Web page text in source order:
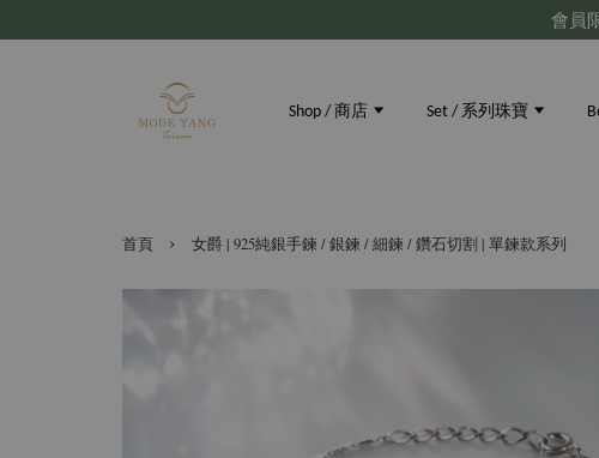
會員
Shop / 商店 Set / 系列珠寶
首頁 › 女爵 | 925純銀手鍊 / 銀鍊 / 細鍊 / 鑽石切割 | 單鍊款系列